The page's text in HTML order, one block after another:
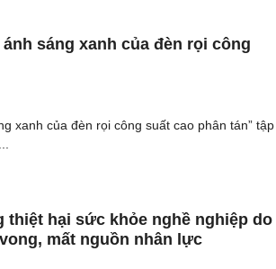
sáng xanh của đèn rọi công
xanh của đèn rọi công suất cao phân tán” tập
thiệt hại sức khỏe nghề nghiệp do
mất nguồn nhân lực